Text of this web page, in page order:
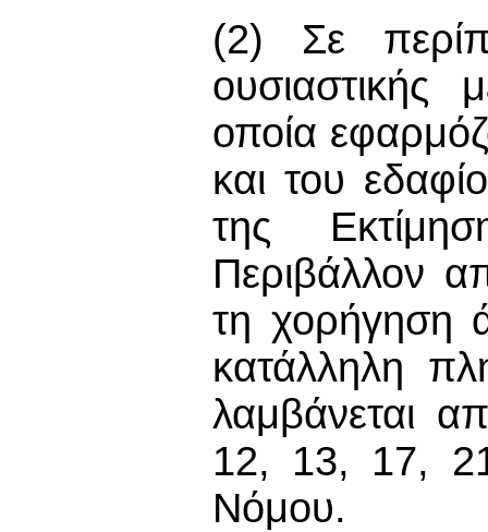
(2) Σε
ουσιαστικής
οποία
και του
της
Περιβάλλον
τη χορήγηση
κατάλληλη
λαμβάνεται
12, 13, 17,
Νόμου.